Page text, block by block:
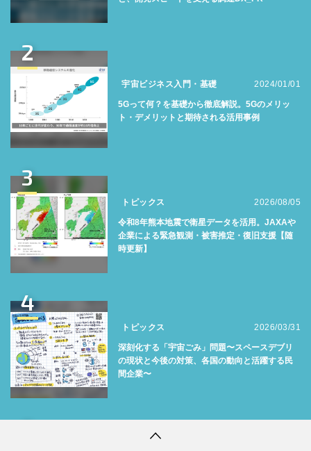
2
宇宙ビジネス入門・基礎 2024/01/01
5Gって何？を基礎から徹底解説。5Gのメリッ
ト・デメリットと期待される活用事例
3
トピックス 2026/08/05
令和8年熊本地震で衛星データを活用。JAXAや
企業による緊急観測・被害推定・復旧支援【随
時更新】
4
トピックス 2026/03/31
深刻化する「宇宙ごみ」問題〜スペースデブリ
の現状と今後の対策、各国の動向と活躍する民
間企業〜
5